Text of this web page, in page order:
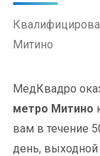
Митино
МедКвадро
метро Митино
вам в течение
день,